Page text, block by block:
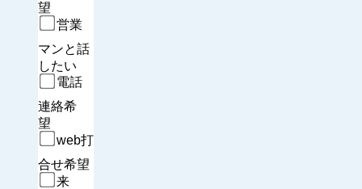
望
営業
マンと話
したい
電話
連絡希
望
web打
合せ希望
来